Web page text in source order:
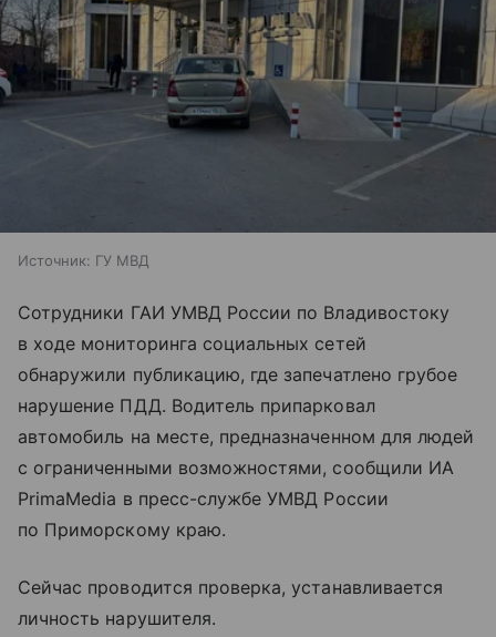
Источник: ГУ МВД
Сотрудники ГАИ УМВД России по Владивостоку
в ходе мониторинга социальных сетей
обнаружили публикацию, где запечатлено грубое
нарушение ПДД. Водитель припарковал
автомобиль на месте, предназначенном для людей
с ограниченными возможностями, сообщили ИА
PrimaMedia в пресс-службе УМВД России
по Приморскому краю.
Сейчас проводится проверка, устанавливается
личность нарушителя.